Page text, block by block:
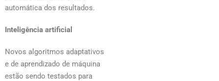
automática dos resultados.
Inteligência artificial
Novos algoritmos adaptativos
e de aprendizado de máquina
estão sendo testados para